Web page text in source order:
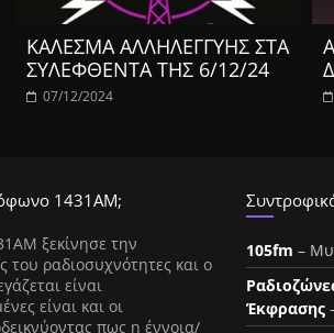
ΚΑΛΕΣΜΑ ΑΛΛΗΛΕΓΓΥΗΣ ΣΤΑ
ΣΥΛΕΦΘΕΝΤΑ ΤΗΣ 6/12/24
07/12/2024
1431ΑΜ;
ξεκίνησε την
του ραδιοσυχνότητες και ο
είναι
είναι και οι
πως η έννοια/
105fm –
Έκφρασης